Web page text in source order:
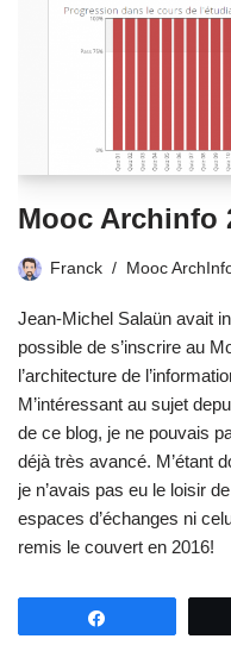
Mooc Archinfo
Franck Mooc
Jean-Michel Salaün avait
possible de s’inscrire au
l’architecture de
M’intéressant au sujet
de ce blog, je ne pouvais
déjà très avancé. M’étant
je n’avais pas eu le loisir
espaces d’échanges ni
remis le couvert en 2016!